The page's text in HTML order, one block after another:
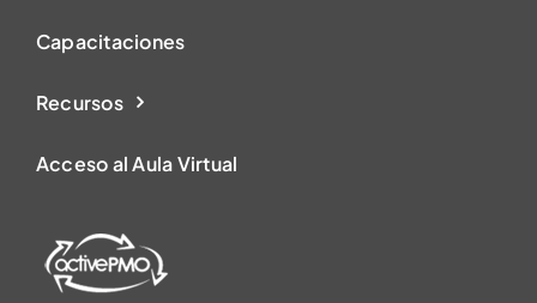
Capacitaciones
Recursos
Acceso al Aula Virtual